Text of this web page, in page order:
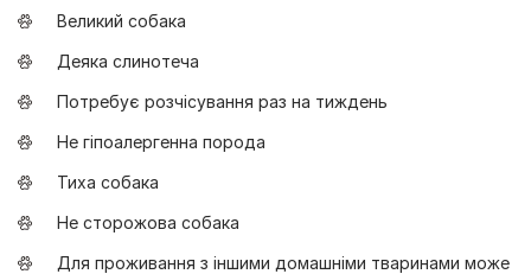
Великий собака
Деяка слинотеча
Потребує розчісування раз на тиждень
Не гіпоалергенна порода
Тиха собака
Не сторожова собака
Для проживання з іншими домашніми тваринами може